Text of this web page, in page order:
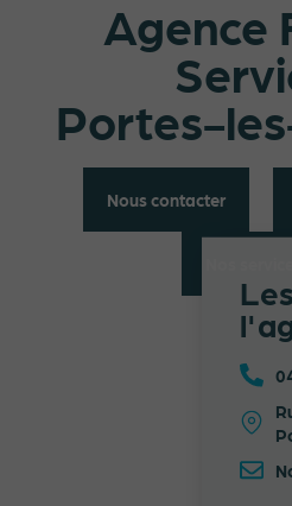
Agence
Portes-
Nous contacter